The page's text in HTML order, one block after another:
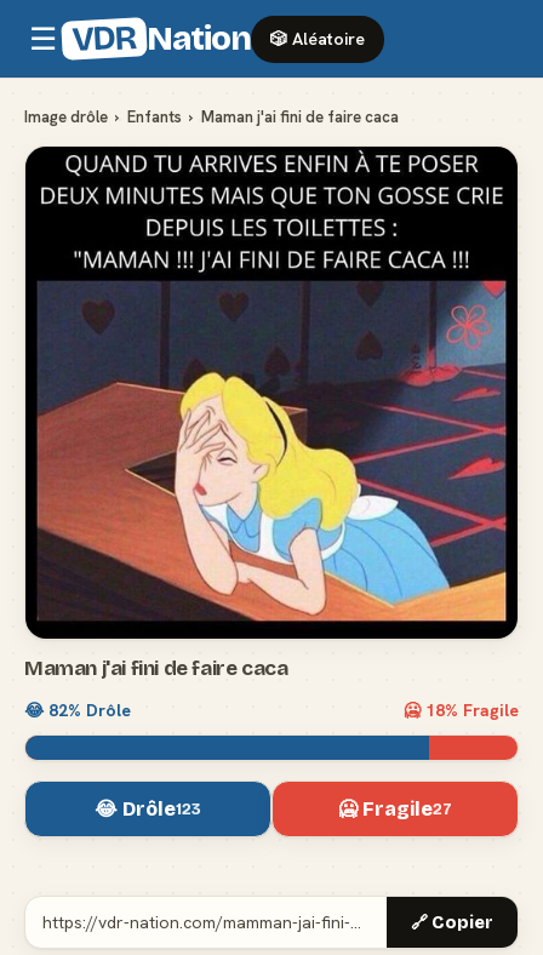
☰ VDR Nation 🎲 Aléatoire
Image drôle › Enfants › Maman j'ai fini de faire caca
Maman j'ai fini de faire caca
😂 82% Drôle 🥶 18% Fragile
😂 Drôle123 🥶 Fragile27
🔗 Copier